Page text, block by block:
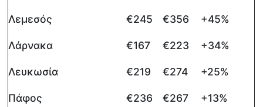
Λεμεσός €245 €356 +45%
Λάρνακα €167 €223 +34%
Λευκωσία €219 €274 +25%
Πάφος €236 €267 +13%